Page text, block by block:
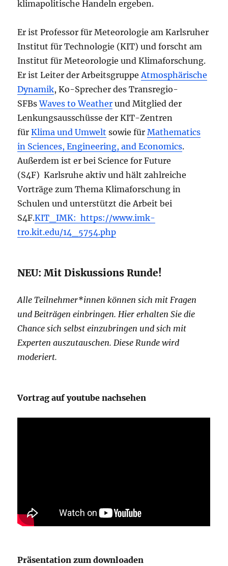
klimapolitische Handeln ergeben.
Er ist Professor für Meteorologie am Karlsruher
Institut für Technologie (KIT) und forscht am
Institut für Meteorologie und Klimaforschung.
Er ist Leiter der ArbeitsgruppeAtmosphärische
Dynamik, Ko-Sprecher des Transregio-
SFBsWaves to Weather und Mitglied der
Lenkungsausschüsse der KIT-Zentren
fürKlima und Umwelt sowie fürMathematics
in Sciences, Engineering, and Economics.
Außerdem ist er bei Science for Future
(S4F) Karlsruhe aktiv und hält zahlreiche
Vorträge zum Thema Klimaforschung in
Schulen und unterstützt die Arbeit bei
S4F.KIT_IMK: https://www.imk-
tro.kit.edu/14_5754.php
NEU: Mit Diskussions Runde!
Alle Teilnehmer*innen können sich mit Fragen
und Beiträgen einbringen. Hier erhalten Sie die
Chance sich selbst einzubringen und sich mit
Experten auszutauschen. Diese Runde wird
moderiert.
Vortrag auf youtube nachsehen
Präsentation zum downloaden